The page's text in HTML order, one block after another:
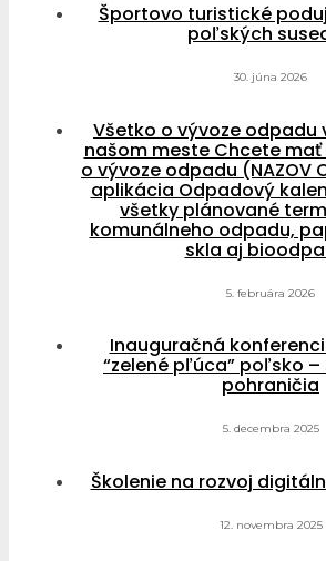
Športovo turistické
poľských
30. júna 2026
Všetko o vývoze odpadu
našom meste Chcete
o vývoze odpadu (NAZOV
aplikácia Odpadový
všetky plánované
komunálneho odpadu,
skla aj
5. februára 2026
Inauguračná
“zelené pľúca” poľsko
pohraničia
5. decembra 2025
Školenie na rozvoj
12. novembra 2025